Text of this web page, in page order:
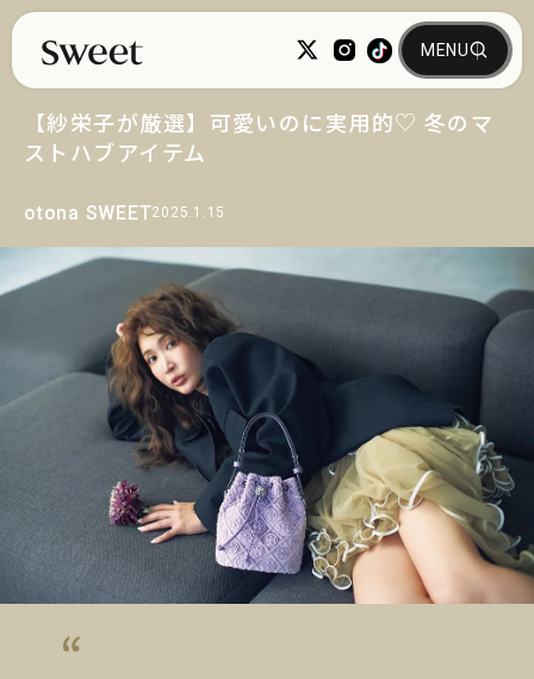
otona SWEET2025.1.15
【紗栄子が厳選】可愛いのに実用的♡ 冬のマ
ストハブアイテム